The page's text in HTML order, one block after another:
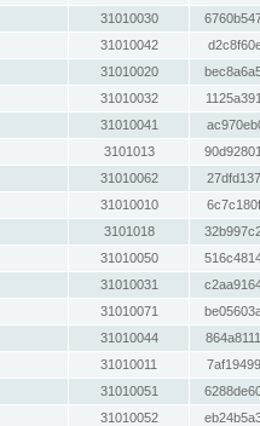
31010030
31010042
31010020
31010032
31010041
3101013
31010062
31010010
3101018
31010050
31010031
31010071
31010044
31010011
31010051
31010052